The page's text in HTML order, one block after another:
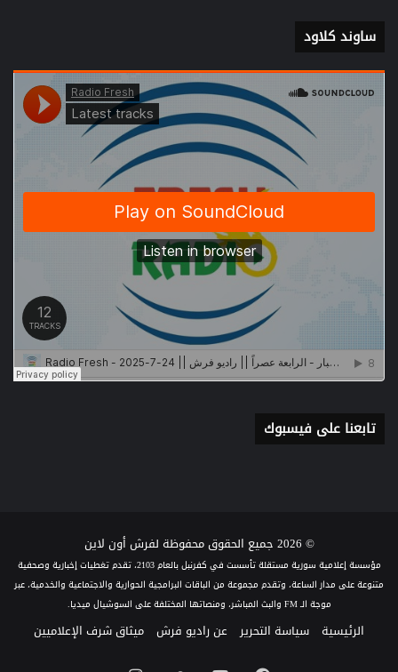
ساوند كلاود
تابعنا على فيسبوك
© 2026 جميع الحقوق محفوظة لفرش أون لاين
مؤسسة إعلامية سورية مستقلة تأسست في كفرنبل بالعام 2103، تقدم تغطيات إخبارية وصحفية
متنوعة على مدار الساعة، وتقدم مجموعة من الباقات البرامجية الحوارية والاجتماعية والخدمية، عبر
موجة الـ FM والبث المباشر، ومنصاتها المختلفة على السوشيال ميديا.
الرئيسية سياسة التحرير عن راديو فرش ميثاق شرف الإعلاميين